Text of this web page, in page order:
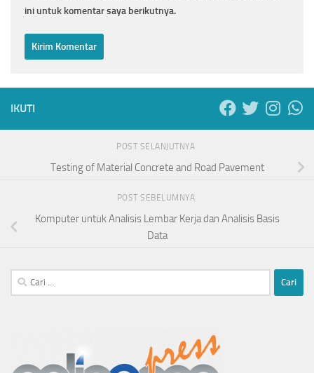
ini untuk komentar saya berikutnya.
IKUTI
POST SELANJUTNYA
Testing of Material Concrete and Road Pavement
POST SEBELUMNYA
Komputer untuk Analisis Lembar Kerja dan Analisis Basis
Data
Cari
untuk: